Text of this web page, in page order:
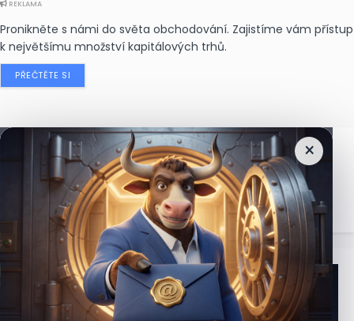
REKLAMA
Pronikněte s námi do světa obchodování. Zajistíme vám přístup
k největšímu množství kapitálových trhů.
PŘEČTĚTE SI
×
Nejčtenějšízprávy